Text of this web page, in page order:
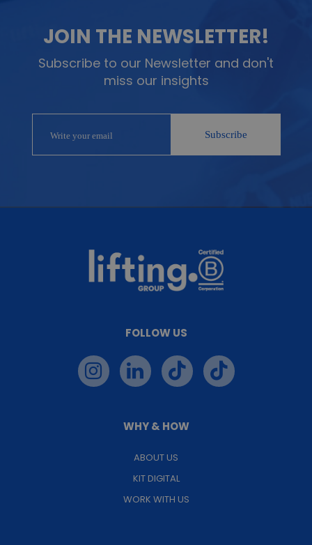
JOIN THE NEWSLETTER!
Subscribe to our Newsletter and don't
miss our insights
FOLLOW US
WHY & HOW
ABOUT US
KIT DIGITAL
WORK WITH US